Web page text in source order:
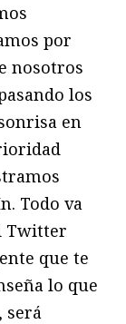
por
nosotros
los
en
Todo va
Twitter
que te
lo que
será